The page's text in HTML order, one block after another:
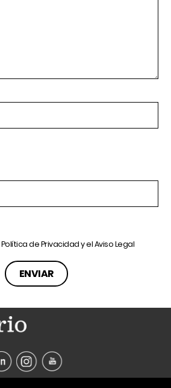
Política de Privacidady elAviso Legal